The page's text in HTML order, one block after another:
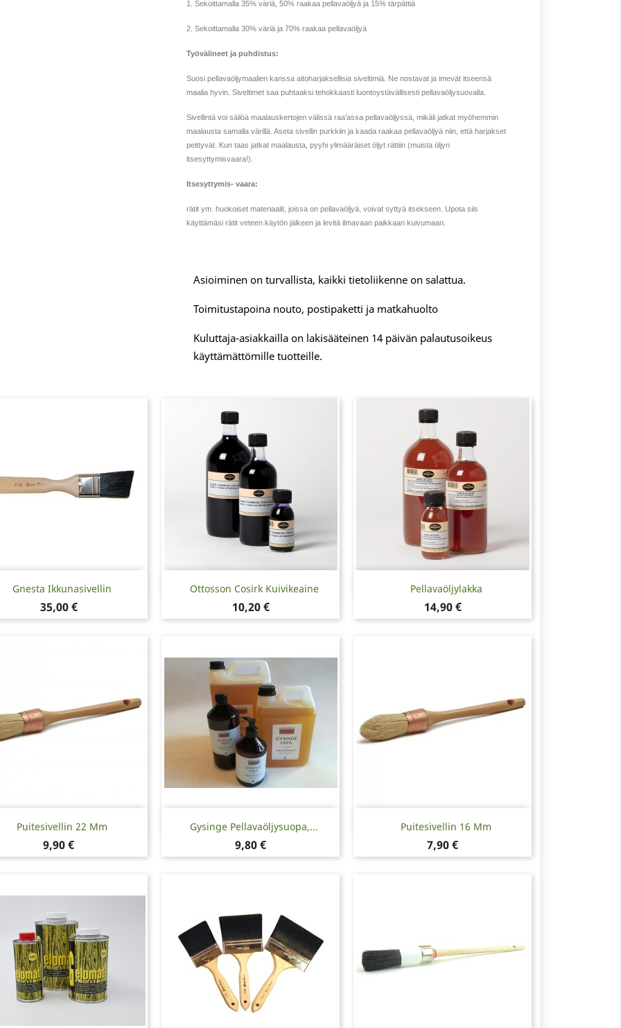
1. Sekoittamalla 35% väriä, 50% raakaa pellavaöljyä ja 15% tärpättiä
2. Sekoittamalla 30% väriä ja 70% raakaa pellavaöljyä
Työvälineet ja puhdistus:
Suosi pellavaöljymaalien kanssa aitoharjaksellisia siveltimiä. Ne nostavat ja imevät itseensä
maalia hyvin. Siveltimet saa puhtaaksi tehokkaasti luontoystävällisesti pellavaöljysuovalla.
Sivellintä voi säilöä maalauskertojen välissä raa’assa pellavaöljyssä, mikäli jatkat myöhemmin
maalausta samalla värillä. Aseta sivellin purkkiin ja kaada raakaa pellavaöljyä niin, että harjakset
peittyvät. Kun taas jatkat maalausta, pyyhi ylimääräiset öljyt rättiin (muista öljyn
itsesyttymisvaara!).
Itsesyttymis- vaara:
rätit ym. huokoiset materiaalit, joissa on pellavaöljyä, voivat syttyä itsekseen. Upota siis
käyttämäsi rätit veteen käytön jälkeen ja levitä ilmavaan paikkaan kuivumaan.
Asioiminen on turvallista, kaikki tietoliikenne on salattua.
Toimitustapoina nouto, postipaketti ja matkahuolto
Kuluttaja-asiakkailla on lakisääteinen 14 päivän palautusoikeus
käyttämättömille tuotteille.
Gnesta Ikkunasivellin
Hinta
35,00 €
Pikakatselu Ottosson Cosirk Kuivikeaine
Hinta
10,20 €
Pikakatselu Pellavaöljylakka
Hinta
14,90 €
Pikakatselu
Puitesivellin 22 Mm
Hinta
9,90 €
Pikakatselu Gysinge Pellavaöljysuopa,...
Hinta
9,80 €
 Pikakatselu Puitesivellin 16 Mm
Hinta
7,90 €
Pikakatselu